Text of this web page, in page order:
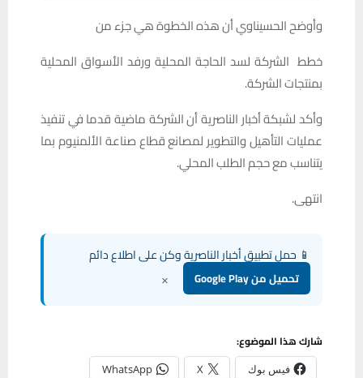
وأوضح الحسيناوي أن هذه الخطوة هي جزء من
خطط الشركة لسد الحاجة المحلية ورفد الأسواق المحلية
بمنتجات الشركة.
وأكد لشبكة أخبار الناصرية أن الشركة ماضية قدما في تنفيذ
عمليات التأهيل والتطوير لمصانع قطاع صناعة الألمنيوم بما
يتناسب مع حجم الطلب المحلي.
انتهى.
📱 حمل تطبيق أخبار الناصرية وكن على اطلاع دائم
تحميل من Google Play ×
شارك هذا الموضوع:
فيس بوك X
WhatsApp